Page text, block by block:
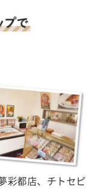
彩都店、チトセピ